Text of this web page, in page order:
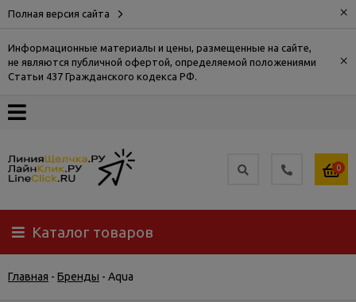
Полная версия сайта ×
Информационные материалы и цены, размещенные на сайте,
не являются публичной офертой, определяемой положениями
Статьи 437 Гражданского кодекса РФ.
×
О
Доставка
Самовывоз
Гарантия
0
Каталог товаров
Главная - Бренды - Aqua